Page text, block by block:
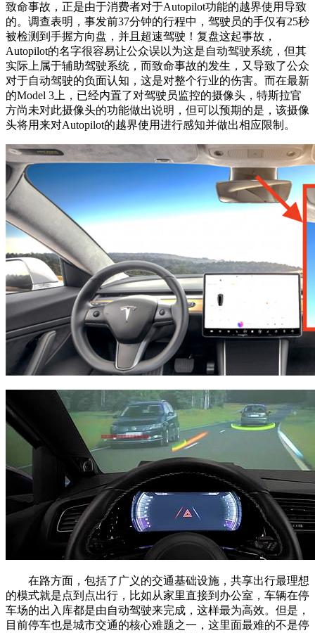
致命事故，正是由于消费者对于Autopilot功能的越界使用导致
的。调查表明，事发前37分钟的行程中，驾驶员的手仅有25秒
被检测到手握方向盘，并且超速驾驶！复盘这起事故，
Autopilot的名字很容易让公众误以为这是自动驾驶系统，但其
实际上属于辅助驾驶系统，而致命事故的发生，又导致了公众
对于自动驾驶的负面认知，这是对整个行业的伤害。而在最新
的Model 3上，已经内置了对驾驶员监控的摄像头，特斯拉官
方尚未对此摄像头的功能做出说明，但可以预期的是，该摄像
头将用来对Autopilot的越界使用进行感知并做出相应限制。
在路方面，包括了广义的交通基础设施，共享出行最理想
的模式就是点到点出行，比如从家里直接到办公室，车辆在停
车场的出入库都是由自动驾驶来完成，这样最为高效。但是，
目前停车也是城市交通的核心难题之一，这里面最难的不是停